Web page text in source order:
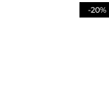
-20%